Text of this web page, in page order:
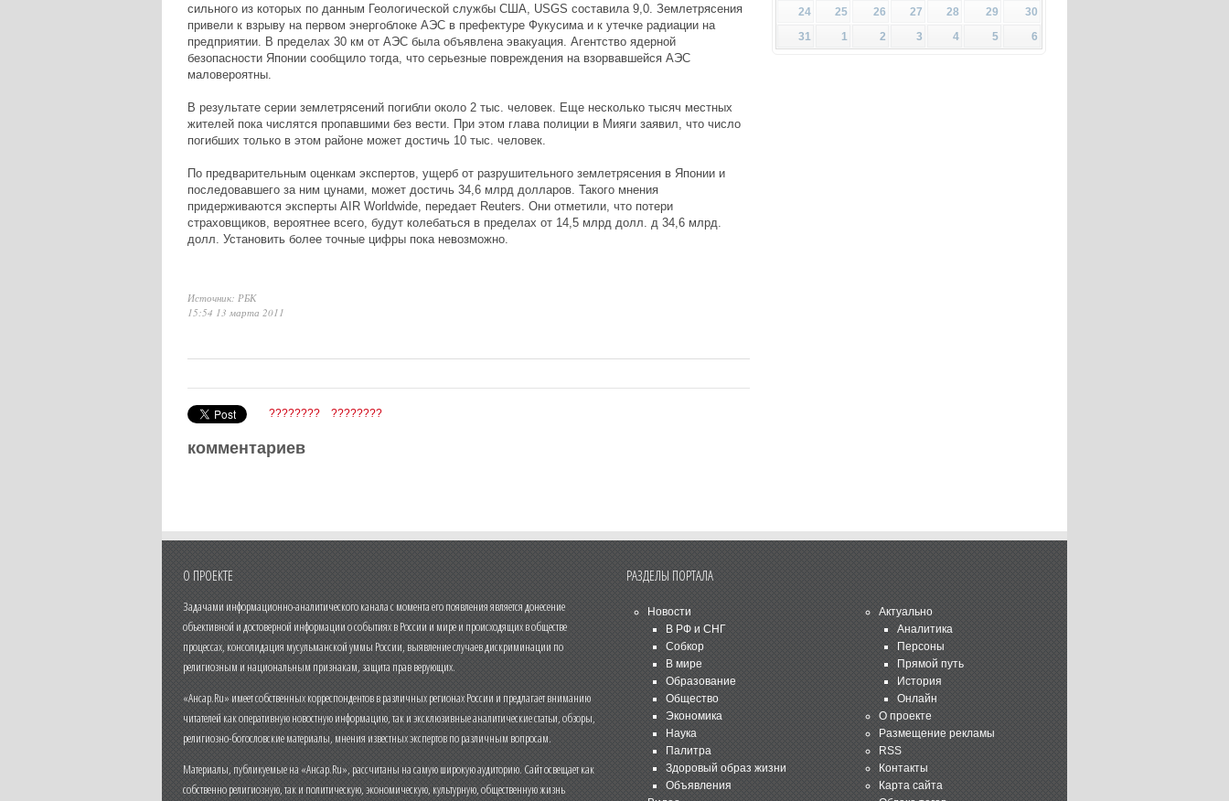
сильного из которых по данным Геологической службы США, USGS составила 9,0. Землетрясения
привели к взрыву на первом энергоблоке АЭС в префектуре Фукусима и к утечке радиации на
предприятии. В пределах 30 км от АЭС была объявлена эвакуация. Агентство ядерной
безопасности Японии сообщило тогда, что серьезные повреждения на взорвавшейся АЭС
маловероятны.
В результате серии землетрясений погибли около 2 тыс. человек. Еще несколько тысяч местных
жителей пока числятся пропавшими без вести. При этом глава полиции в Мияги заявил, что число
погибших только в этом районе может достичь 10 тыс. человек.
По предварительным оценкам экспертов, ущерб от разрушительного землетрясения в Японии и
последовавшего за ним цунами, может достичь 34,6 млрд долларов. Такого мнения
придерживаются эксперты AIR Worldwide, передает Reuters. Они отметили, что потери
страховщиков, вероятнее всего, будут колебаться в пределах от 14,5 млрд долл. д 34,6 млрд.
долл. Установить более точные цифры пока невозможно.
Источник: РБК
15:54 13 марта 2011
???????? ????????
комментариев
24
25 26 27 28 29
30
31
1 2 3 4 5 6
О ПРОЕКТЕ
Задачами информационно-аналитического канала с момента его появления является донесение
объективной и достоверной информации о событиях в России и мире и происходящих в обществе
процессах, консолидация мусульманской уммы России, выявление случаев дискриминации по
религиозным и национальным признакам, защита прав верующих.
«Ансар.Ru» имеет собственных корреспондентов в различных регионах России и предлагает вниманию
читателей как оперативную новостную информацию, так и эксклюзивные аналитические статьи, обзоры,
религиозно-богословские материалы, мнения известных экспертов по различным вопросам.
Материалы, публикуемые на «Ансар.Ru», рассчитаны на самую широкую аудиторию. Сайт освещает как
собственно религиозную, так и политическую, экономическую, культурную, общественную жизнь
РАЗДЕЛЫ ПОРТАЛА
Новости
В РФ и СНГ
Собкор
В мире
Образование
Общество
Экономика
Наука
Палитра
Здоровый образ жизни
Объявления
Актуально
Аналитика
Персоны
Прямой путь
История
Онлайн
О проекте
Размещение рекламы
RSS
Контакты
Карта сайта